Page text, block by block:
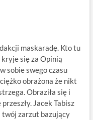
maskaradę. Kto tu
się za Opinią
sobie swego czasu
obrażona że nikt
Obraziła się i
Jacek Tabisz
twój zarzut bazujący